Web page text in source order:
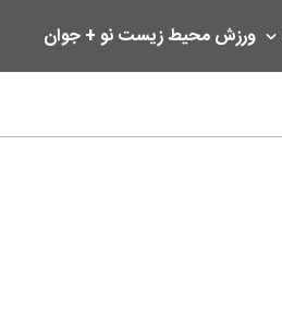
ورزشمحیط زیستنو + جوان